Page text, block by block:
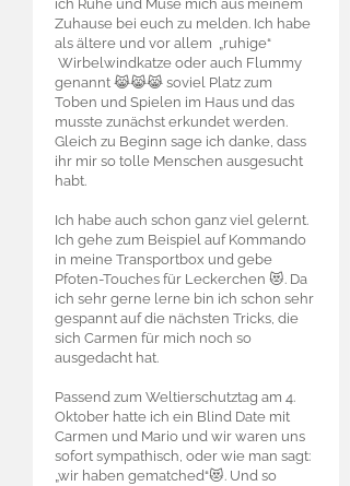
ich Ruhe und Muse mich aus meinem
Zuhause bei euch zu melden. Ich habe
als ältere und vor allem „ruhige“
Wirbelwindkatze oder auch Flummy
genannt 😹😹😹 soviel Platz zum
Toben und Spielen im Haus und das
musste zunächst erkundet werden.
Gleich zu Beginn sage ich danke, dass
ihr mir so tolle Menschen ausgesucht
habt.
Ich habe auch schon ganz viel gelernt.
Ich gehe zum Beispiel auf Kommando
in meine Transportbox und gebe
Pfoten-Touches für Leckerchen 😻. Da
ich sehr gerne lerne bin ich schon sehr
gespannt auf die nächsten Tricks, die
sich Carmen für mich noch so
ausgedacht hat.
Passend zum Weltierschutztag am 4.
Oktober hatte ich ein Blind Date mit
Carmen und Mario und wir waren uns
sofort sympathisch, oder wie man sagt:
„wir haben gematched“😻. Und so